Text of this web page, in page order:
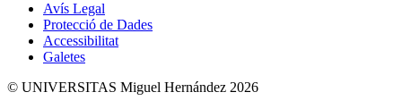
Avís Legal
Protecció de Dades
Accessibilitat
Galetes
© UNIVERSITAS Miguel Hernández 2026